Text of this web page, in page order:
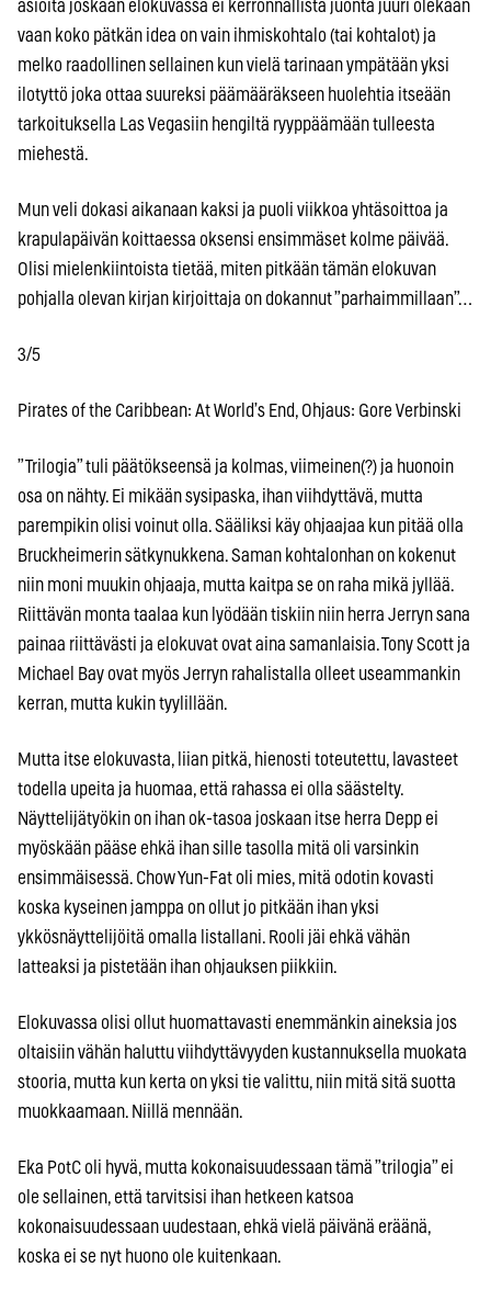
asioita joskaan elokuvassa ei kerronnallista juonta juuri olekaan
vaan koko pätkän idea on vain ihmiskohtalo (tai kohtalot) ja
melko raadollinen sellainen kun vielä tarinaan ympätään yksi
ilotyttö joka ottaa suureksi päämääräkseen huolehtia itseään
tarkoituksella Las Vegasiin hengiltä ryyppäämään tulleesta
miehestä.
Mun veli dokasi aikanaan kaksi ja puoli viikkoa yhtäsoittoa ja
krapulapäivän koittaessa oksensi ensimmäset kolme päivää.
Olisi mielenkiintoista tietää, miten pitkään tämän elokuvan
pohjalla olevan kirjan kirjoittaja on dokannut ”parhaimmillaan”…
3/5
Pirates of the Caribbean: At World’s End, Ohjaus: Gore Verbinski
”Trilogia” tuli päätökseensä ja kolmas, viimeinen(?) ja huonoin
osa on nähty. Ei mikään sysipaska, ihan viihdyttävä, mutta
parempikin olisi voinut olla. Sääliksi käy ohjaajaa kun pitää olla
Bruckheimerin sätkynukkena. Saman kohtalonhan on kokenut
niin moni muukin ohjaaja, mutta kaitpa se on raha mikä jyllää.
Riittävän monta taalaa kun lyödään tiskiin niin herra Jerryn sana
painaa riittävästi ja elokuvat ovat aina samanlaisia. Tony Scott ja
Michael Bay ovat myös Jerryn rahalistalla olleet useammankin
kerran, mutta kukin tyylillään.
Mutta itse elokuvasta, liian pitkä, hienosti toteutettu, lavasteet
todella upeita ja huomaa, että rahassa ei olla säästelty.
Näyttelijätyökin on ihan ok-tasoa joskaan itse herra Depp ei
myöskään pääse ehkä ihan sille tasolla mitä oli varsinkin
ensimmäisessä. Chow Yun-Fat oli mies, mitä odotin kovasti
koska kyseinen jamppa on ollut jo pitkään ihan yksi
ykkösnäyttelijöitä omalla listallani. Rooli jäi ehkä vähän
latteaksi ja pistetään ihan ohjauksen piikkiin.
Elokuvassa olisi ollut huomattavasti enemmänkin aineksia jos
oltaisiin vähän haluttu viihdyttävyyden kustannuksella muokata
stooria, mutta kun kerta on yksi tie valittu, niin mitä sitä suotta
muokkaamaan. Niillä mennään.
Eka PotC oli hyvä, mutta kokonaisuudessaan tämä ”trilogia” ei
ole sellainen, että tarvitsisi ihan hetkeen katsoa
kokonaisuudessaan uudestaan, ehkä vielä päivänä eräänä,
koska ei se nyt huono ole kuitenkaan.